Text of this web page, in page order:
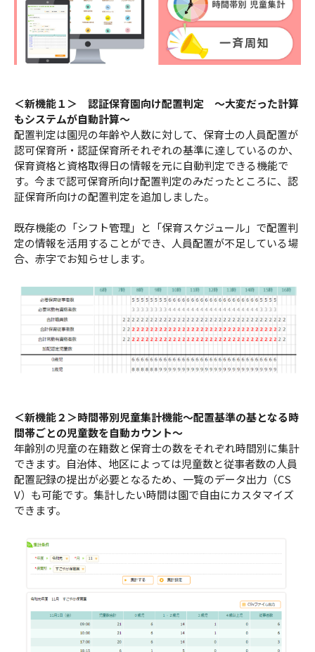
＜新機能１＞ 認証保育園向け配置判定 ～大変だった計算
もシステムが自動計算～
配置判定は園児の年齢や人数に対して、保育士の人員配置が
認可保育所・認証保育所それぞれの基準に達しているのか、
保育資格と資格取得日の情報を元に自動判定できる機能で
す。今まで認可保育所向け配置判定のみだったところに、認
証保育所向けの配置判定を追加しました。
既存機能の「シフト管理」と「保育スケジュール」で配置判
定の情報を活用することができ、人員配置が不足している場
合、赤字でお知らせします。
＜新機能２＞時間帯別児童集計機能～配置基準の基となる時
間帯ごとの児童数を自動カウント～
年齢別の児童の在籍数と保育士の数をそれぞれ時間別に集計
できます。自治体、地区によっては児童数と従事者数の人員
配置記録の提出が必要となるため、一覧のデータ出力（CS
V）も可能です。集計したい時間は園で自由にカスタマイズ
できます。